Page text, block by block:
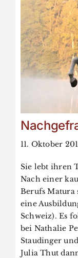
11. Oktober
Sie lebt ihren
Nach einer
Berufs Matura
eine
Schweiz). Es
bei Nathalie
Staudinger
Julia Thut